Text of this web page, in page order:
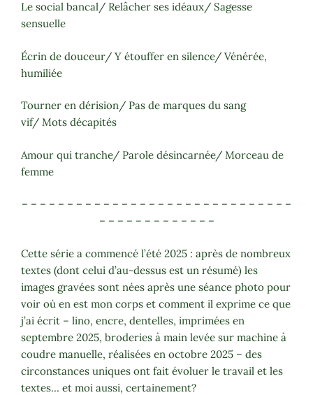
Le social bancal/ Relâcher ses idéaux/ Sagesse
sensuelle
Écrin de douceur/ Y étouffer en silence/ Vénérée,
humiliée
Tourner en dérision/ Pas de marques du sang
vif/ Mots décapités
Amour qui tranche/ Parole désincarnée/ Morceau de
femme
– – – – – – – – – – – – – – – – – – – – – – – – – – – – – –
– – – – – – – – – – – – –
Cette série a commencé l’été 2025 : après de nombreux
textes (dont celui d’au-dessus est un résumé) les
images gravées sont nées après une séance photo pour
voir où en est mon corps et comment il exprime ce que
j’ai écrit – lino, encre, dentelles, imprimées en
septembre 2025, broderies à main levée sur machine à
coudre manuelle, réalisées en octobre 2025 – des
circonstances uniques ont fait évoluer le travail et les
textes… et moi aussi, certainement?